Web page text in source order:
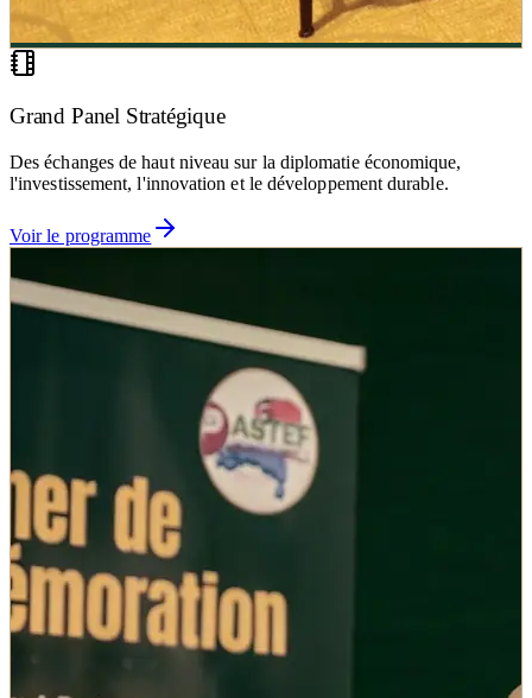
Grand Panel Stratégique
Des échanges de haut niveau sur la diplomatie économique,
l'investissement, l'innovation et le développement durable.
Voir le programme